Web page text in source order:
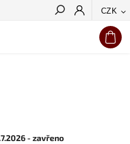
CZK
Hledat
- zavřeno